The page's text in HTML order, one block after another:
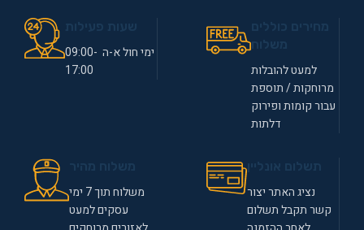
למעט להובלות
מרוחקות / תוספת
עבור קומות ופירוק
דלתות
ימי חול א-ה 09:00-
17:00
נציג האתר יצור
קשר תקבל תשלום
משלוח תוך 7 ימי
עסקים למעט